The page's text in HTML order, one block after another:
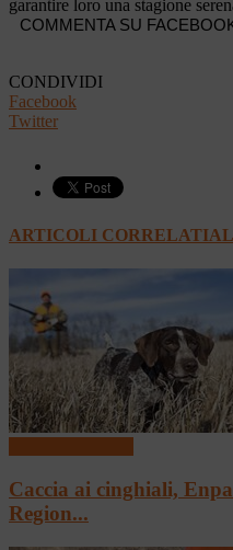
garantire loro una stagione
COMMENTA SU
CONDIVIDI
Facebook
Twitter
ARTICOLI CORRELATI
Caccia ai cinghiali,
Region...